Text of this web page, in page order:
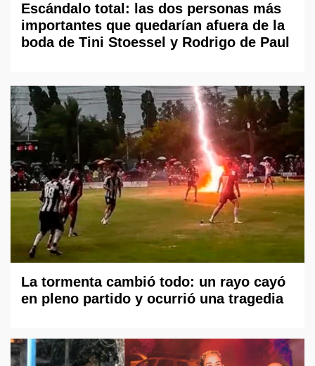
Escándalo total: las dos personas más
importantes que quedarían afuera de la
boda de Tini Stoessel y Rodrigo de Paul
La tormenta cambió todo: un rayo cayó
en pleno partido y ocurrió una tragedia